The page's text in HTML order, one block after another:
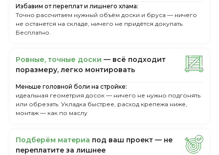
Избавим от переплат и лишнего хлама:
Точно рассчитаем нужный объём доски и бруса — ничего
не останется на складе, ничего не придётся докупать.
Бесплатно.
Ровные, точные доски — всё подходит
поразмеру, легкo монтировать
Меньше головной боли на стройке:
идеальная геометрия досок — ничего не нужно подгонять
или обрезать. Укладка быстрее, расход крепежа ниже,
монтаж — как по маслу
Пoдбepём мaтepиa пoд вaш пpoeкт — нe
пepeплaтитe зa лишнee